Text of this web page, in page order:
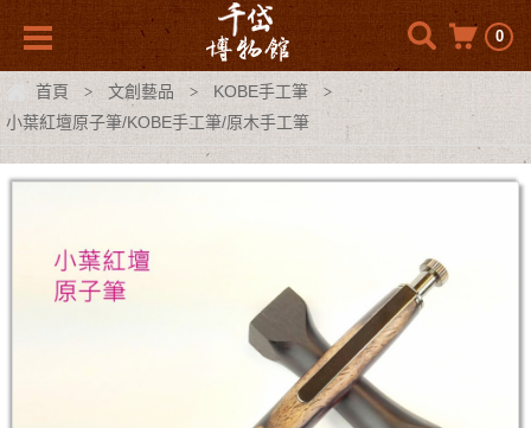
0
首頁 > 文創藝品 > KOBE手工筆 >
小葉紅壇原子筆/KOBE手工筆/原木手工筆